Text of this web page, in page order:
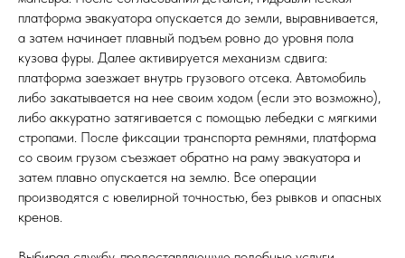
платформа эвакуатора опускается до земли, выравнивается,
а затем начинает плавный подъем ровно до уровня пола
кузова фуры. Далее активируется механизм сдвига:
платформа заезжает внутрь грузового отсека. Автомобиль
либо закатывается на нее своим ходом (если это возможно),
либо аккуратно затягивается с помощью лебедки с мягкими
стропами. После фиксации транспорта ремнями, платформа
со своим грузом съезжает обратно на раму эвакуатора и
затем плавно опускается на землю. Все операции
производятся с ювелирной точностью, без рывков и опасных
кренов.